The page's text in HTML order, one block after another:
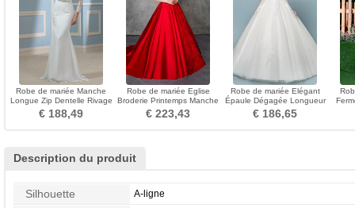
Robe de mariée Manche
Longue Zip Dentelle Rivage
Hiver Satin
€ 188,49
Robe de mariée Eglise
Broderie Printemps Manche
Courte Manquant
€ 223,43
Robe de mariée Elégant
Épaule Dégagée Longueur
ras du Sol Naturel taille
€ 186,65
Description du produit
Silhouette A-ligne